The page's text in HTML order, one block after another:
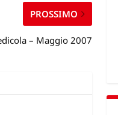
PROSSIMO
– Maggio 2007